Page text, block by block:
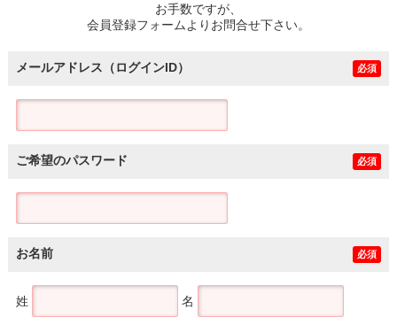
お手数ですが、
会員登録フォームよりお問合せ下さい。
メールアドレス（ログインID） 必須
ご希望のパスワード 必須
お名前 必須
姓 名